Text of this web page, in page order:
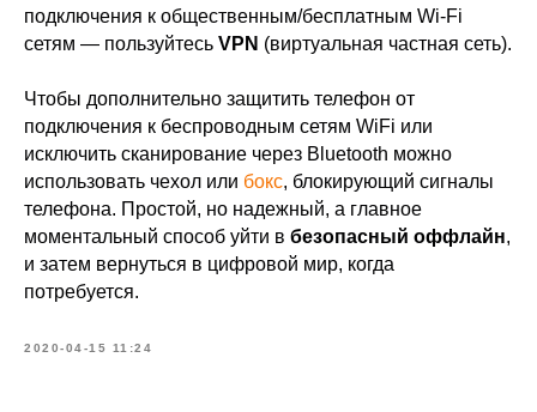
подключения к общественным/бесплатным Wi-Fi
сетям — пользуйтесь VPN (виртуальная частная сеть).
Чтобы дополнительно защитить телефон от
подключения к беспроводным сетям WiFi или
исключить сканирование через Bluetooth можно
использовать чехол или бокс, блокирующий сигналы
телефона. Простой, но надежный, а главное
моментальный способ уйти в безопасный оффлайн,
и затем вернуться в цифровой мир, когда
потребуется.
2020-04-15 11:24